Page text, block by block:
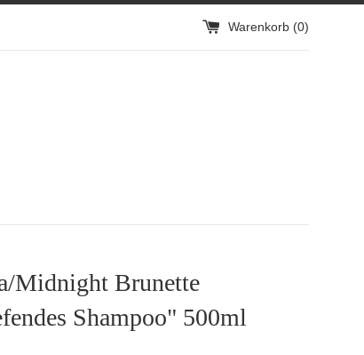
Warenkorb (0)
Midnight Brunette
Shampoo" 500ml